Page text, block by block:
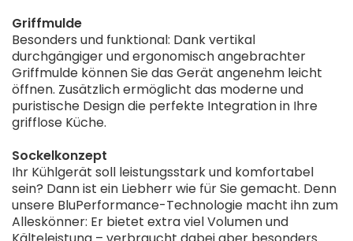
Griffmulde
Besonders und funktional: Dank vertikal
durchgängiger und ergonomisch angebrachter
Griffmulde können Sie das Gerät angenehm leicht
öffnen. Zusätzlich ermöglicht das moderne und
puristische Design die perfekte Integration in Ihre
grifflose Küche.
Sockelkonzept
Ihr Kühlgerät soll leistungsstark und komfortabel
sein? Dann ist ein Liebherr wie für Sie gemacht. Denn
unsere BluPerformance-Technologie macht ihn zum
Alleskönner: Er bietet extra viel Volumen und